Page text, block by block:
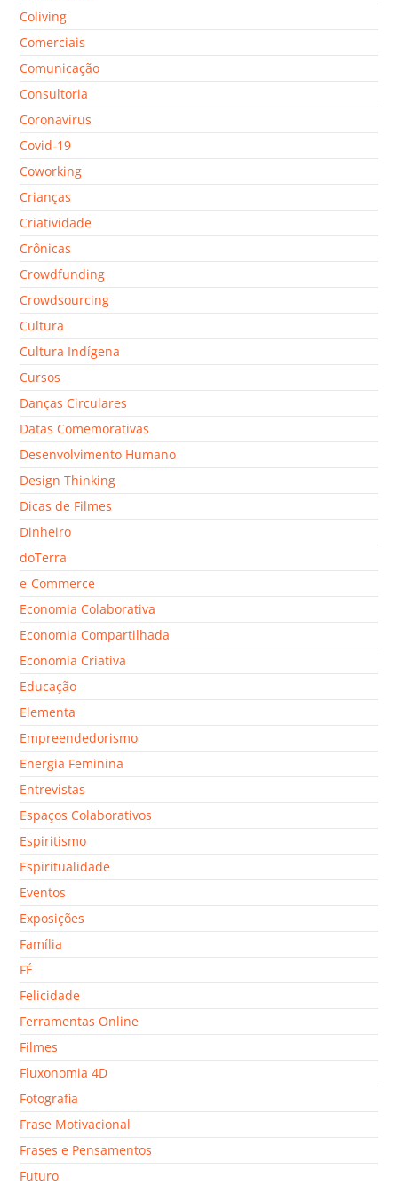
Coliving
Comerciais
Comunicação
Consultoria
Coronavírus
Covid-19
Coworking
Crianças
Criatividade
Crônicas
Crowdfunding
Crowdsourcing
Cultura
Cultura Indígena
Cursos
Danças Circulares
Datas Comemorativas
Desenvolvimento Humano
Design Thinking
Dicas de Filmes
Dinheiro
doTerra
e-Commerce
Economia Colaborativa
Economia Compartilhada
Economia Criativa
Educação
Elementa
Empreendedorismo
Energia Feminina
Entrevistas
Espaços Colaborativos
Espiritismo
Espiritualidade
Eventos
Exposições
Família
FÉ
Felicidade
Ferramentas Online
Filmes
Fluxonomia 4D
Fotografia
Frase Motivacional
Frases e Pensamentos
Futuro